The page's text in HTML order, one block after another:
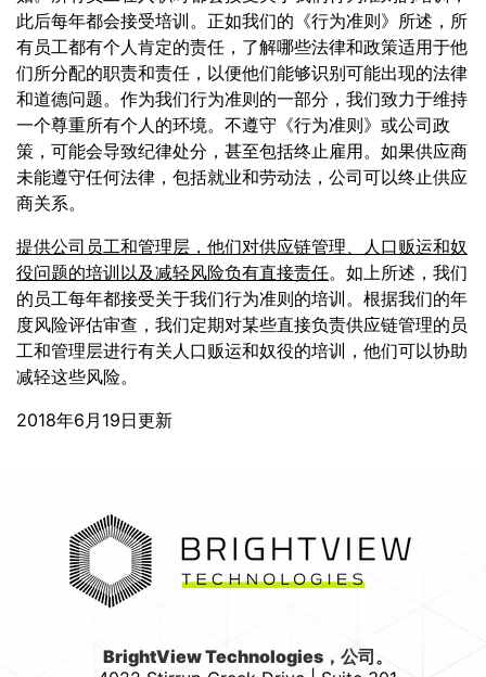
此后每年都会接受培训。正如我们的《行为准则》所述，所
有员工都有个人肯定的责任，了解哪些法律和政策适用于他
们所分配的职责和责任，以便他们能够识别可能出现的法律
和道德问题。作为我们行为准则的一部分，我们致力于维持
一个尊重所有个人的环境。不遵守《行为准则》或公司政
策，可能会导致纪律处分，甚至包括终止雇用。如果供应商
未能遵守任何法律，包括就业和劳动法，公司可以终止供应
商关系。
提供公司员工和管理层，他们对供应链管理、人口贩运和奴
役问题的培训以及减轻风险负有直接责任。如上所述，我们
的员工每年都接受关于我们行为准则的培训。根据我们的年
度风险评估审查，我们定期对某些直接负责供应链管理的员
工和管理层进行有关人口贩运和奴役的培训，他们可以协助
减轻这些风险。
2018年6月19日更新
BrightView Technologies，公司。